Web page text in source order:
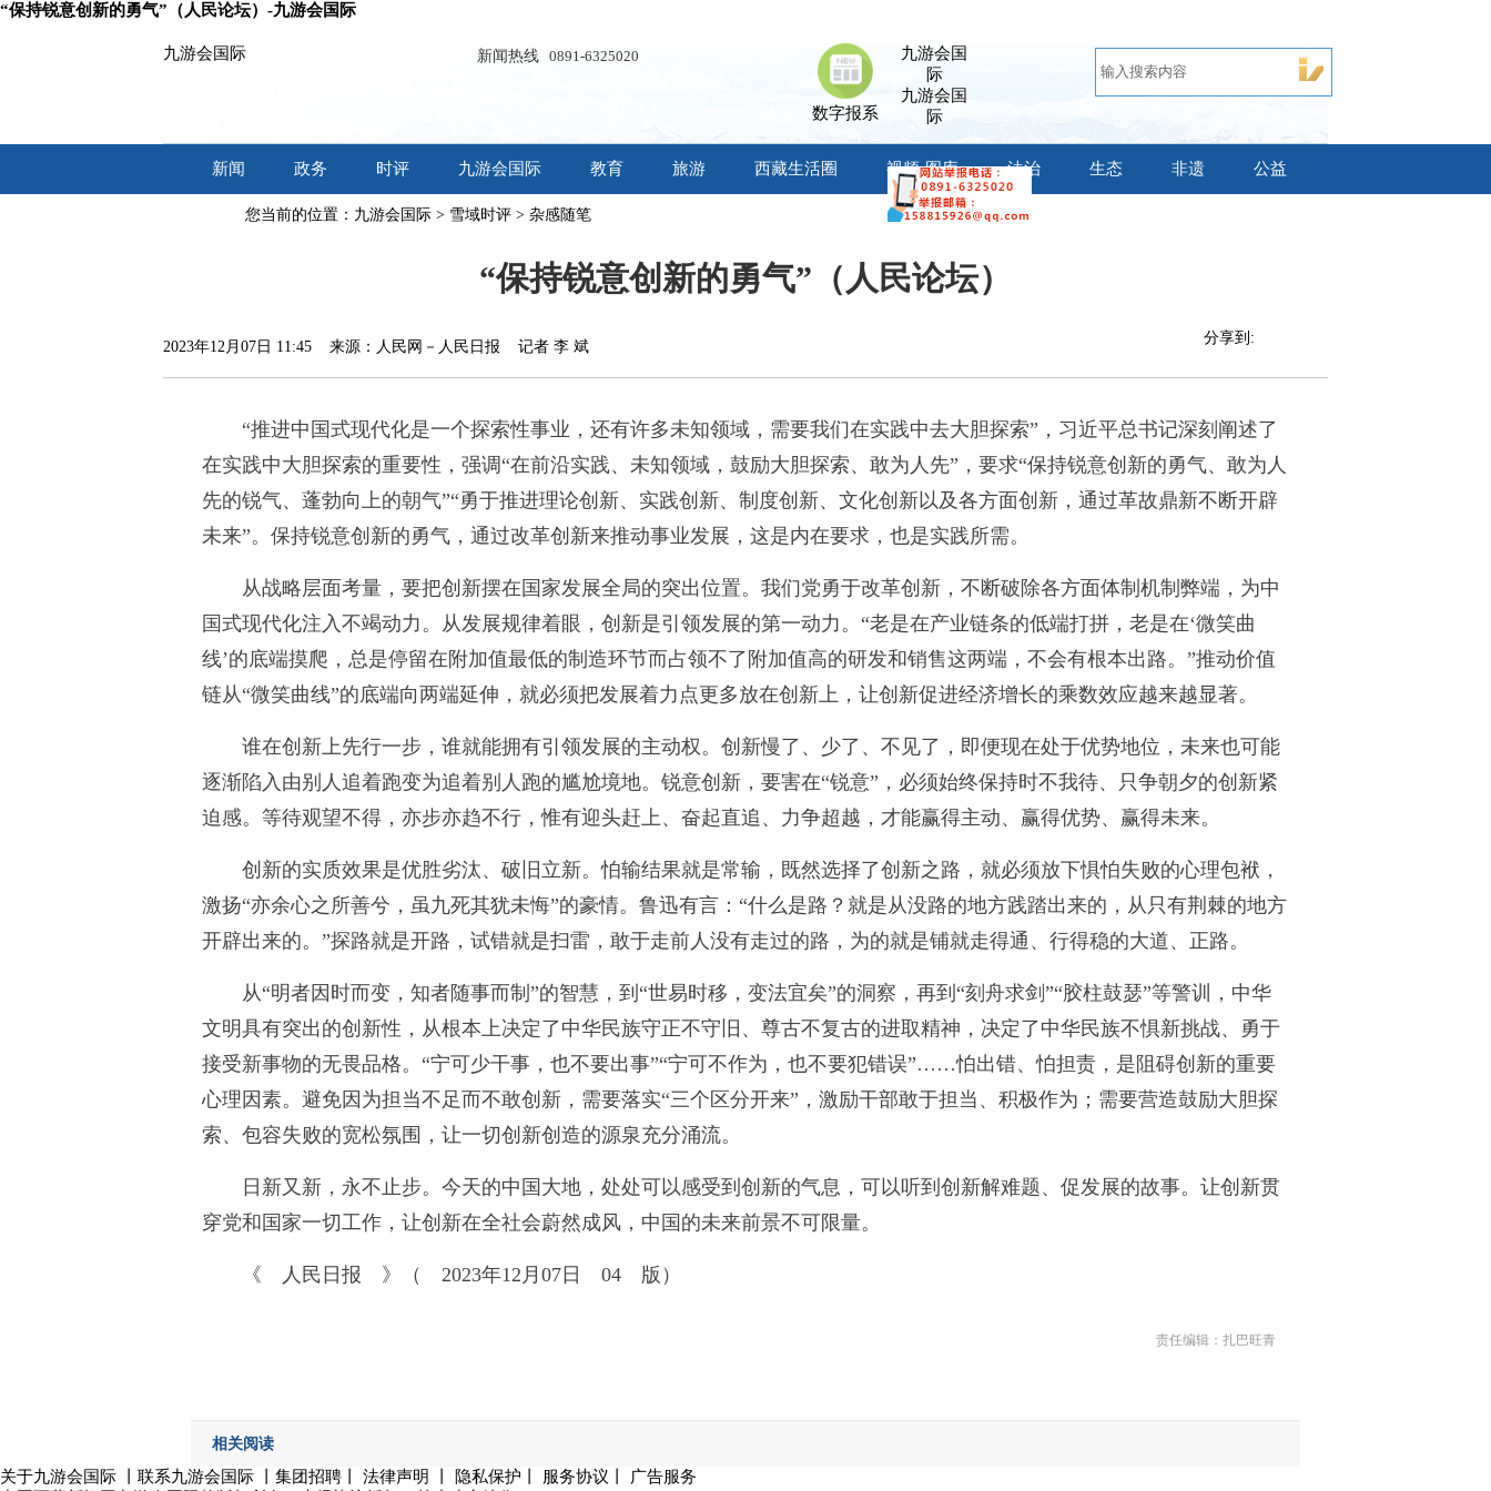
“保持锐意创新的勇气”（人民论坛）-九游会国际
九游会国际 新闻热线 0891-6325020
数字报系
九游会国
际
九游会国
际
新闻 政务 时评 九游会国际 教育 旅游 西藏生活圈 视频·图库 法治 生态 非遗 公益
您当前的位置： 九游会国际 > 雪域时评 > 杂感随笔
“保持锐意创新的勇气”（人民论坛）
2023年12月07日 11:45 来源：人民网－人民日报 记者 李 斌
分享到:
“推进中国式现代化是一个探索性事业，还有许多未知领域，需要我们在实践中去大胆探索”，习近平总书记深刻阐述了
在实践中大胆探索的重要性，强调“在前沿实践、未知领域，鼓励大胆探索、敢为人先”，要求“保持锐意创新的勇气、敢为人
先的锐气、蓬勃向上的朝气”“勇于推进理论创新、实践创新、制度创新、文化创新以及各方面创新，通过革故鼎新不断开辟
未来”。保持锐意创新的勇气，通过改革创新来推动事业发展，这是内在要求，也是实践所需。
从战略层面考量，要把创新摆在国家发展全局的突出位置。我们党勇于改革创新，不断破除各方面体制机制弊端，为中
国式现代化注入不竭动力。从发展规律着眼，创新是引领发展的第一动力。“老是在产业链条的低端打拼，老是在‘微笑曲
线’的底端摸爬，总是停留在附加值最低的制造环节而占领不了附加值高的研发和销售这两端，不会有根本出路。”推动价值
链从“微笑曲线”的底端向两端延伸，就必须把发展着力点更多放在创新上，让创新促进经济增长的乘数效应越来越显著。
谁在创新上先行一步，谁就能拥有引领发展的主动权。创新慢了、少了、不见了，即便现在处于优势地位，未来也可能
逐渐陷入由别人追着跑变为追着别人跑的尴尬境地。锐意创新，要害在“锐意”，必须始终保持时不我待、只争朝夕的创新紧
迫感。等待观望不得，亦步亦趋不行，惟有迎头赶上、奋起直追、力争超越，才能赢得主动、赢得优势、赢得未来。
创新的实质效果是优胜劣汰、破旧立新。怕输结果就是常输，既然选择了创新之路，就必须放下惧怕失败的心理包袱，
激扬“亦余心之所善兮，虽九死其犹未悔”的豪情。鲁迅有言：“什么是路？就是从没路的地方践踏出来的，从只有荆棘的地方
开辟出来的。”探路就是开路，试错就是扫雷，敢于走前人没有走过的路，为的就是铺就走得通、行得稳的大道、正路。
从“明者因时而变，知者随事而制”的智慧，到“世易时移，变法宜矣”的洞察，再到“刻舟求剑”“胶柱鼓瑟”等警训，中华
文明具有突出的创新性，从根本上决定了中华民族守正不守旧、尊古不复古的进取精神，决定了中华民族不惧新挑战、勇于
接受新事物的无畏品格。“宁可少干事，也不要出事”“宁可不作为，也不要犯错误”……怕出错、怕担责，是阻碍创新的重要
心理因素。避免因为担当不足而不敢创新，需要落实“三个区分开来”，激励干部敢于担当、积极作为；需要营造鼓励大胆探
索、包容失败的宽松氛围，让一切创新创造的源泉充分涌流。
日新又新，永不止步。今天的中国大地，处处可以感受到创新的气息，可以听到创新解难题、促发展的故事。让创新贯
穿党和国家一切工作，让创新在全社会蔚然成风，中国的未来前景不可限量。
《 人民日报 》（ 2023年12月07日 04 版）
责任编辑：扎巴旺青
相关阅读
关于九游会国际 联系九游会国际 丨集团招聘丨 法律声明 隐私保护 服务协议
广告服务